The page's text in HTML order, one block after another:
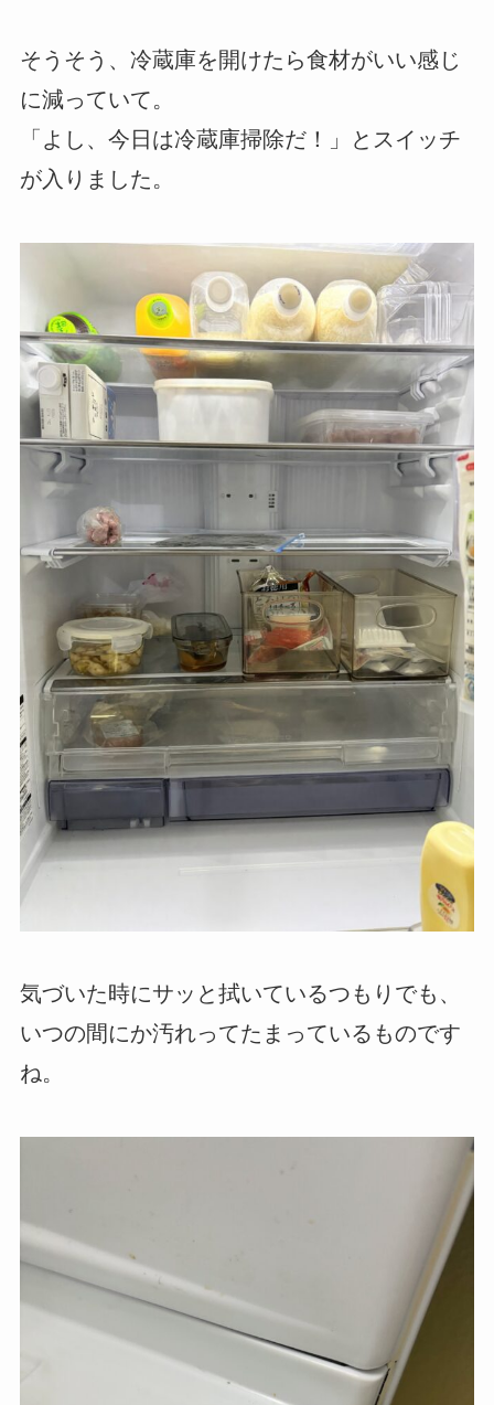
そうそう、冷蔵庫を開けたら食材がいい感じ
に減っていて。
「よし、今日は冷蔵庫掃除だ！」とスイッチ
が入りました。
気づいた時にサッと拭いているつもりでも、
いつの間にか汚れってたまっているものです
ね。